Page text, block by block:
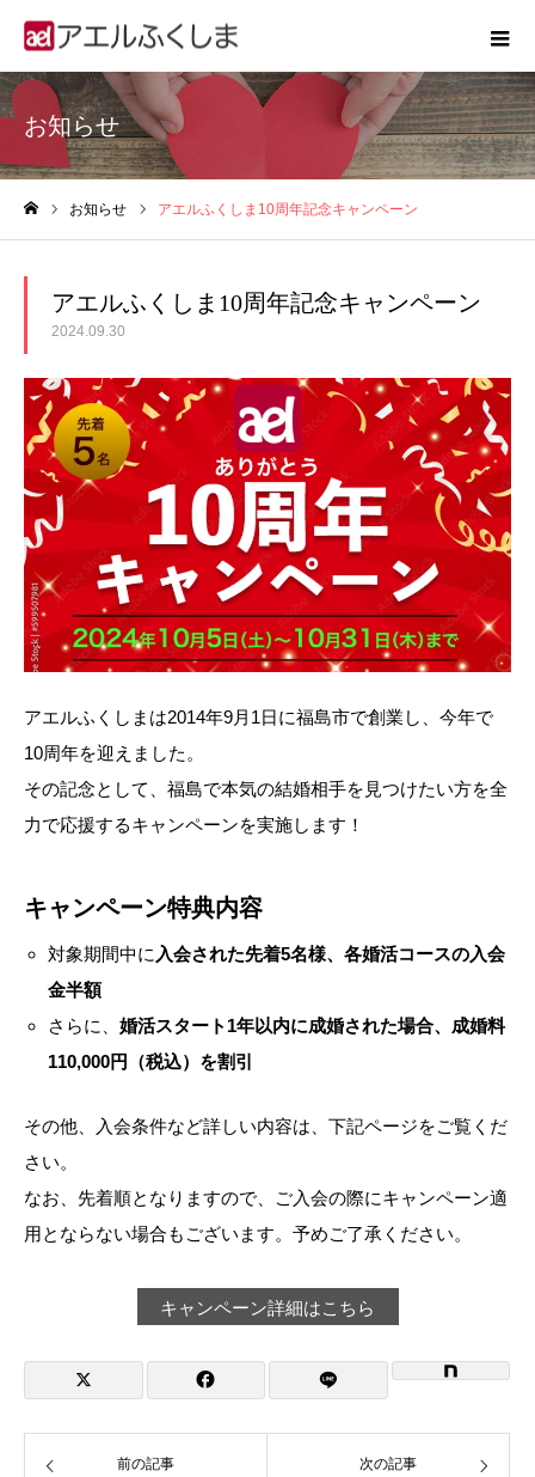
お知らせ
お知らせ アエルふくしま10周年記念キャンペーン
アエルふくしま10周年記念キャンペーン
2024.09.30
アエルふくしまは2014年9月1日に福島市で創業し、今年で
10周年を迎えました。
その記念として、福島で本気の結婚相手を見つけたい方を全
力で応援するキャンペーンを実施します！
キャンペーン特典内容
対象期間中に 入会された先着5名様、各婚活コースの入会
金半額
さらに、 婚活スタート1年以内に成婚された場合、成婚料
110,000円（税込）を割引
その他、入会条件など詳しい内容は、下記ページをご覧くだ
さい。
なお、先着順となりますので、ご入会の際にキャンペーン適
用とならない場合もございます。予めご了承ください。
キャンペーン詳細はこちら
前の記事 次の記事